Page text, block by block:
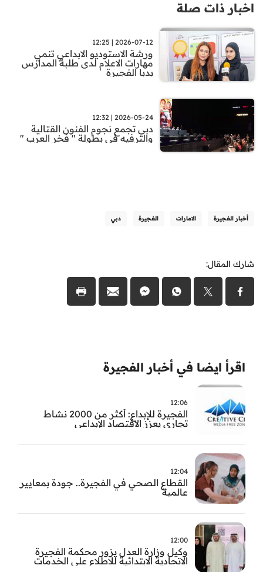
اخبار ذات صلة
2026-07-12 | 12:25
ورشة الاستوديو الابداعي تنمي
مهارات الاعلام لدى طلبة المدارس
بدبا الفجيرة
2026-05-24 | 12:32
دبي تجمع نجوم الفنون القتالية
والترفيه في بطولة " فخر العرب "
أخبار الفجيرة الامارات الفجيرة دبي
شارك المقال:
اقرأ ايضا في أخبار الفجيرة
12:06
الفجيرة للإبداع: أكثر من 2000 نشاط
تجاري يعزز الاقتصاد الإبداعي
12:04
القطاع الصحي في الفجيرة.. جودة بمعايير
عالمية
12:00
وكيل وزارة العدل يزور محكمة الفجيرة
الاتحادية الابتدائية للاطلاع على الخدمات